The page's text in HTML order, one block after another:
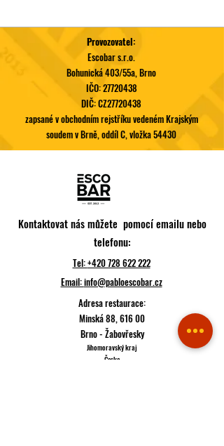
Provozovatel:
Escobar s.r.o.
Bohunická 403/55a, Brno
IČO:27720438
DIČ: CZ27720438
zapsané v obchodním rejstříku vedeném Krajským
soudem v Brně, oddíl C, vložka 54430
Kontaktovat nás můžete pomocí emailu nebo
telefonu:
Adresa restaurace:
Minská 88, 616 00
Brno - Žabovřesky
Jihomoravský kraj
Česko
Tel:+420 728 622 222
Email:info@pabloescobar.cz